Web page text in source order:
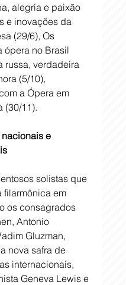
alegria e paixão
e inovações da
(29/6), Os
ópera no Brasil
russa, verdadeira
(5/10),
a Ópera em
(30/11).
e
solistas que
filarmônica em
os consagrados
Antonio
Gluzman,
nova safra de
internacionais,
Geneva Lewis e